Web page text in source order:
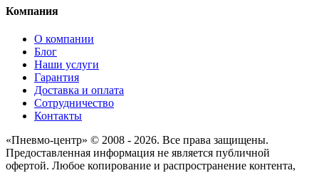
Компания
О компании
Блог
Наши услуги
Гарантия
Доставка и оплата
Сотрудничество
Контакты
«Пневмо-центр» © 2008 - 2026. Все права защищены.
Предоставленная информация не является публичной
офертой. Любое копирование и распространение контента,